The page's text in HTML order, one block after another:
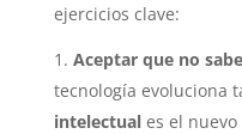
ejercicios clave:
Aceptar que no
tecnología evoluciona
intelectuales el nuevo